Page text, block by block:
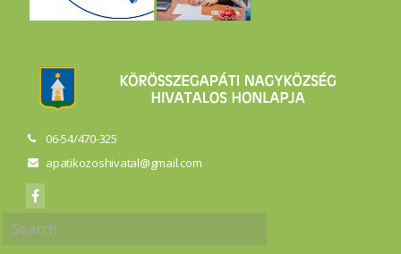
06-54/470-325
apatikozoshivatal@gmail.com